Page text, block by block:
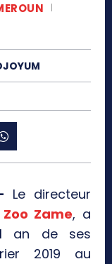
Le directeur
Zame, a
an de ses
2019 au